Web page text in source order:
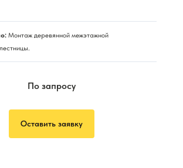
Монтаж деревянной межэтажной
По запросу
Оставить заявку